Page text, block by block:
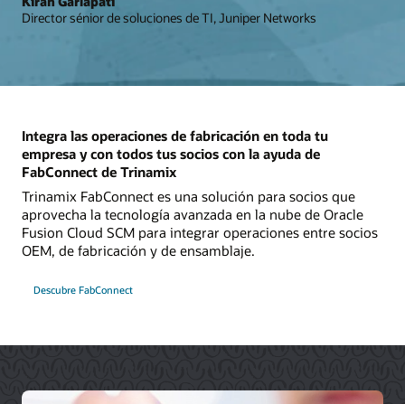
Director sénior de soluciones de TI, Juniper Networks
Integra las operaciones de fabricación en toda tu
empresa y con todos tus socios con la ayuda de
FabConnect de Trinamix
Trinamix FabConnect es una solución para socios que
aprovecha la tecnología avanzada en la nube de Oracle
Fusion Cloud SCM para integrar operaciones entre socios
OEM, de fabricación y de ensamblaje.
Descubre FabConnect